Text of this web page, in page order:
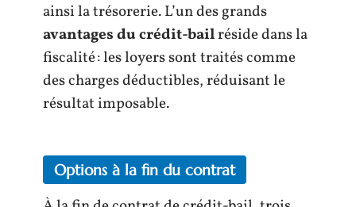
ainsi la trésorerie. L’un des grands
avantages du crédit-bailréside dans la
fiscalité : les loyers sont traités comme
des charges déductibles, réduisant le
résultat imposable.
Options à la fin du contrat